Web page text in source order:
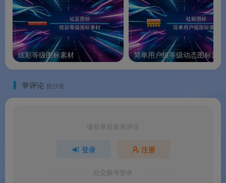
炫彩等级图标素材 简单用户组等级动态图标素材
💬评论 抢沙发
请登录后发表评论
登录 注册
社交账号登录